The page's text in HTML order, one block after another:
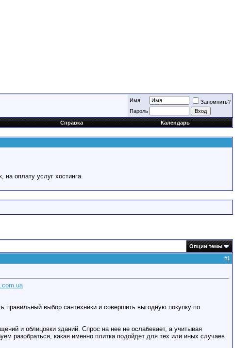
Имя
Запомнить?
Пароль
Справка Календарь
на оплату услуг хостинга.
Опции темы
#1
правильный выбор сантехники и совершить выгодную покупку по
и облицовки зданий. Спрос на нее не ослабевает, а учитывая
разобраться, какая именно плитка подойдет для тех или иных случаев